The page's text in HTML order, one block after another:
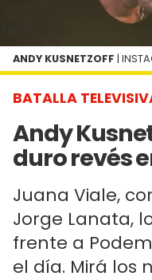
BATALLA
Andy
duro revés
Juana Viale,
Jorge Lanata,
frente a
el día. Mirá los
ANDY KUSNETZOFF |